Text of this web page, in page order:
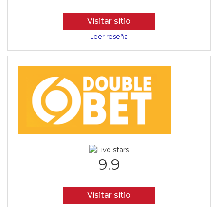
Visitar sitio
Leer reseña
9.9
Visitar sitio